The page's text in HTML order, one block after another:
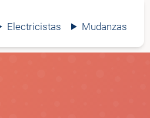
Electricistas Mudanzas